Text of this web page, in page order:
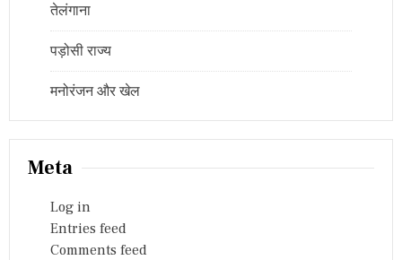
तेलंगाना
पड़ोसी राज्य
मनोरंजन और खेल
Meta
Log in
Entries feed
Comments feed